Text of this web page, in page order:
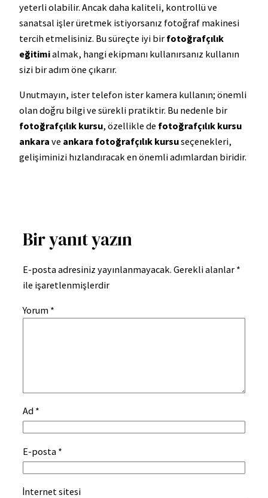
yeterli olabilir. Ancak daha kaliteli, kontrollü ve
sanatsal işler üretmek istiyorsanız fotoğraf makinesi
tercih etmelisiniz. Bu süreçte iyi bir fotoğrafçılık
eğitimialmak, hangi ekipmanı kullanırsanız kullanın
sizi bir adım öne çıkarır.
Unutmayın, ister telefon ister kamera kullanın; önemli
olan doğru bilgi ve sürekli pratiktir. Bu nedenle bir
fotoğrafçılık kursu, özellikle de fotoğrafçılık kursu
ankara ve ankara fotoğrafçılık kursuseçenekleri,
gelişiminizi hızlandıracak en önemli adımlardan biridir.
Bir yanıt yazın
E-posta adresiniz yayınlanmayacak. Gerekli alanlar *
ile işaretlenmişlerdir
Yorum *
Ad *
E-posta *
İnternet sitesi